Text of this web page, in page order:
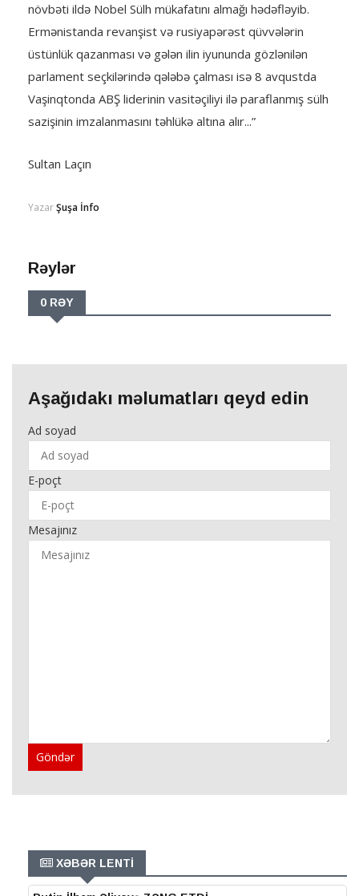
növbəti ildə Nobel Sülh mükafatını almağı hədəfləyib.
Ermənistanda revanşist və rusiyapərəst qüvvələrin
üstünlük qazanması və gələn ilin iyununda gözlənilən
parlament seçkilərində qələbə çalması isə 8 avqustda
Vaşinqtonda ABŞ liderinin vasitəçiliyi ilə paraflanmış sülh
sazişinin imzalanmasını təhlükə altına alır...”
Sultan Laçın
YazarŞuşa İnfo
Rəylər
0 RƏY
Aşağıdakı məlumatları qeyd edin
Ad soyad
E-poçt
Mesajınız
Göndər
XƏBƏR LENTİ